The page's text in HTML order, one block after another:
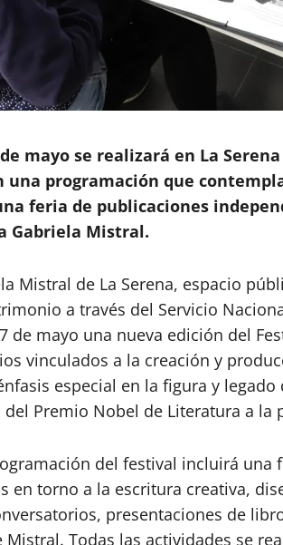
mayo se realizará en La
una programación que
feria de publicaciones
Gabriela Mistral.
Mistral de La Serena, espacio
a través del Servicio
de mayo una nueva edición del
vinculados a la creación y
especial en la figura y
Premio Nobel de Literatura a la
del festival incluirá una
en torno a la escritura creativa,
presentaciones de
Todas las actividades se